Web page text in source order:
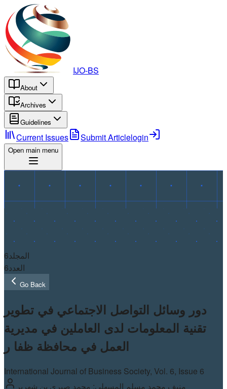
IJO-BS
About
Archives
Guidelines
Current Issues Submit Articlelogin
Open main menu
6المجلد
6العدد
Go Back
دور وسائل التواصل الاجتماعي في تطویر
تقنیة المعلومات لدى العاملین في مدیریة
العمل في محافظة ظفا ر
International Journal of Business Society, Vol. 6, Issue 6
منیف محمد مسلم المسھلي; محمد صبري بن شھریر